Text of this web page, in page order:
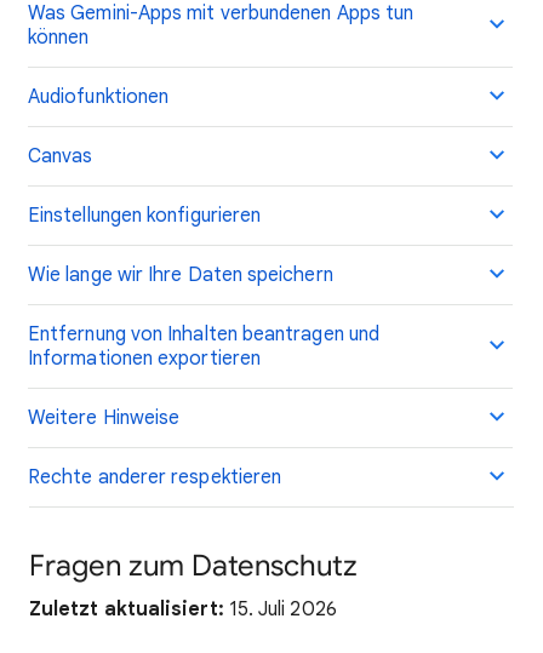
Was Gemini-Apps mit verbundenen Apps tun
können
Audiofunktionen
Canvas
Einstellungen konfigurieren
Wie lange wir Ihre Daten speichern
Entfernung von Inhalten beantragen und
Informationen exportieren
Weitere Hinweise
Rechte anderer respektieren
Fragen zum Datenschutz
Zuletzt aktualisiert: 15. Juli 2026